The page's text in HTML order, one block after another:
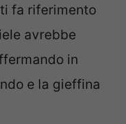
fa riferimento
avrebbe
in
e la gieffina